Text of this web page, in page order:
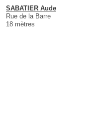
SABATIER Aude
Rue de la Barre
18 mètres